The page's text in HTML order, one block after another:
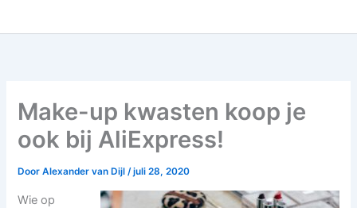
Make-up kwasten koop je
ook bij AliExpress!
DoorAlexander van Dijl/juli 28, 2020
Wie op